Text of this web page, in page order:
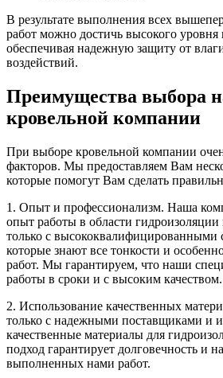
В результате выполнения всех
работ можно достичь высокого
обеспечивая надежную защиту от
воздействий.
Преимущества выбора
кровельной компании
При выборе кровельной компании
факторов. Мы предоставляем Вам
которые помогут Вам сделать
1. Опыт и профессионализм. Наша
опыт работы в области
только с высококвалифицированными
которые знают все тонкости и
работ. Мы гарантируем, что наши
работы в сроки и с высоким качеством.
2. Использование качественных
только с надежными поставщиками и
качественные материалы для
подход гарантирует долговечность и
выполненных нами работ.